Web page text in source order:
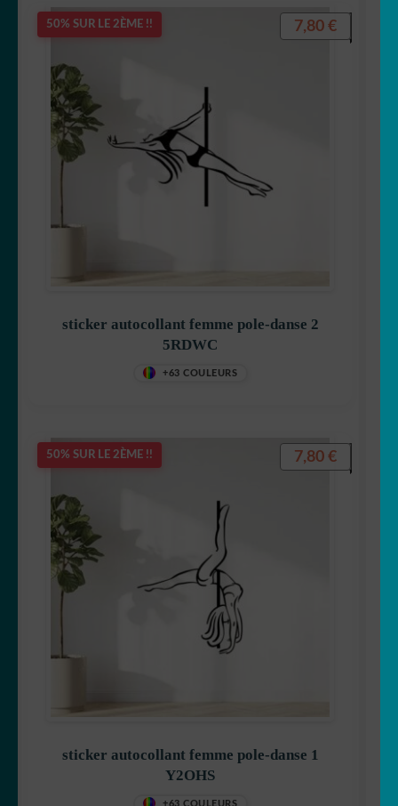
50% SUR LE 2ÈME !!
sticker autocollant femme pole-danse 2
5RDWC
+63 COULEURS
7,80 €
50% SUR LE 2ÈME !!
sticker autocollant femme pole-danse 1
Y2OHS
+63 COULEURS
7,80 €